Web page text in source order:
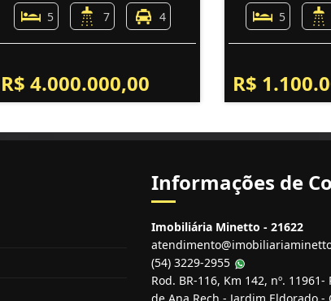
5 7 4
R$ 4.000.000,00
5
R$
Informações de
Imobiliária Minetto - 21622
(54) 3229-2955
Rod. BR-116, Km 142, nº.